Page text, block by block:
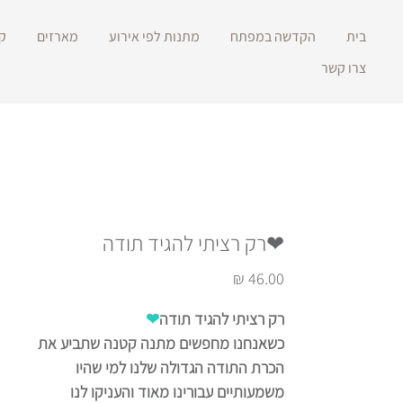
בית הקדשה במפתח מתנות לפי אירוע מארזים
צרו קשר
❤רק רציתי להגיד תודה
רק רציתי להגיד תודה❤
כשאנחנו מחפשים מתנה קטנה שתביע את
הכרת התודה הגדולה שלנו למי שהיו
משמעותיים עבורינו מאוד והעניקו לנו